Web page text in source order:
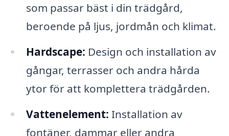
som passar bäst i din trädgård,
beroende på ljus, jordmån och klimat.
Hardscape: Design och installation av
gångar, terrasser och andra hårda
ytor för att komplettera trädgården.
Vattenelement: Installation av
fontäner, dammar eller andra